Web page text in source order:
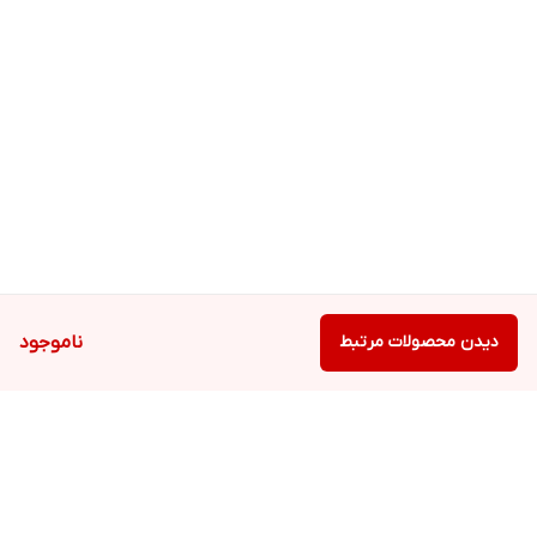
ناموجود دیدن محصولات مرتبط